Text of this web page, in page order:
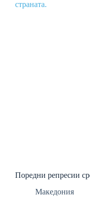
Поредни репресии
Македония